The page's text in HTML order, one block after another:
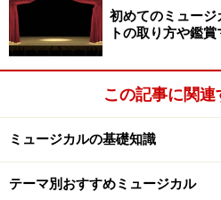
芝居になっていくんです。「
てはいましたが、改めて実感
す」
――子役たちは9000人を超え
いて選ばれるそうですが、大人
「オファーをいただきました
初めてのミュージ
トの取り方や鑑
この記事に関連
ミュージカルの基礎知識
テーマ別おすすめミュージカル